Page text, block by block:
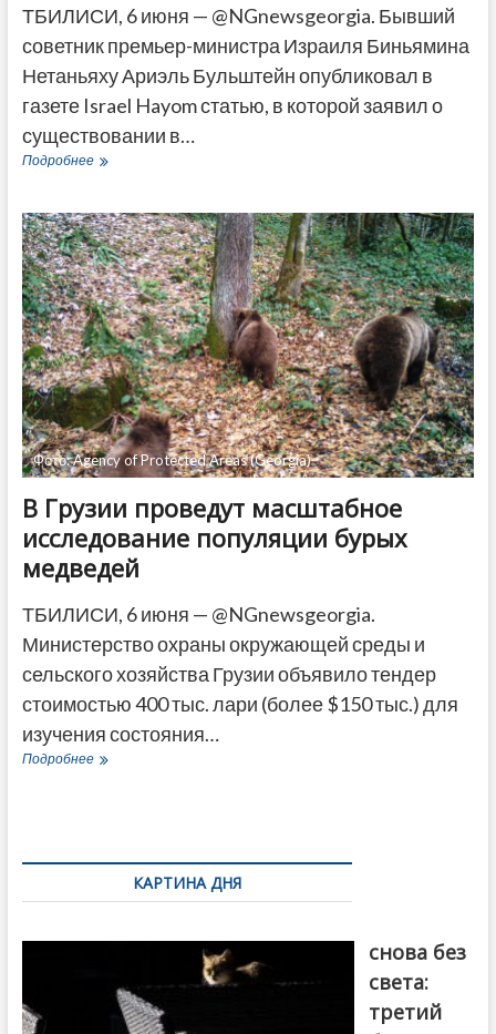
ТБИЛИСИ, 6 июня — @NGnewsgeorgia. Бывший
советник премьер-министра Израиля Биньямина
Нетаньяху Ариэль Бульштейн опубликовал в
газете Israel Hayom статью, в которой заявил о
существовании в…
ПодробнееЭкс-
заявил
о
проиранской
сети
в
Грузии
—
«любимом
месте
отдыха
израильтян»
Фото: Agency of Protected Areas (Georgia)
В Грузии проведут масштабное
исследование популяции бурых
медведей
ТБИЛИСИ, 6 июня — @NGnewsgeorgia.
Министерство охраны окружающей среды и
сельского хозяйства Грузии объявило тендер
стоимостью 400 тыс. лари (более $150 тыс.) для
изучения состояния…
ПодробнееВ
КАРТИНА ДНЯ
снова без
света:
третий